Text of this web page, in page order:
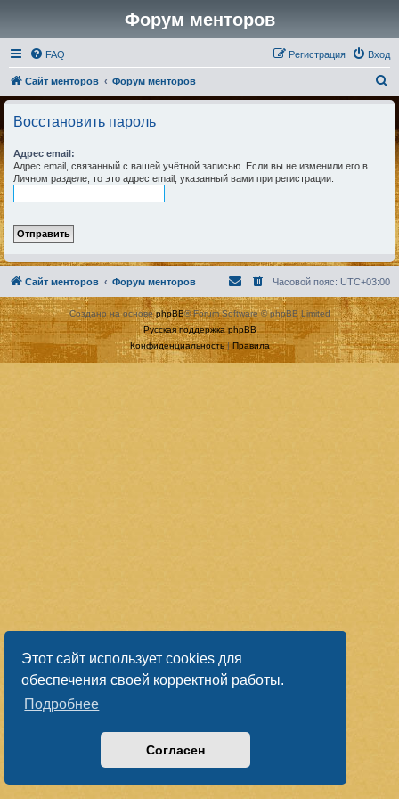
Этот сайт использует cookies для
обеспечения своей корректной работы.
Подробнее
Согласен
Форум менторов
FAQ Вход
Регистрация
Сайт менторов Форум менторов
о
Восстановить пароль
Адрес email:
Адрес email, связанный с вашей учётной записью. Если вы не изменили его в
Личном разделе, то это адрес email, указанный вами при регистрации.
Сайт менторов Форум менторов Часовой пояс: UTC+03:00
Создано на основеphpBB® Forum Software © phpBB Limited
Русская поддержка phpBB
Конфиденциальность|Правила